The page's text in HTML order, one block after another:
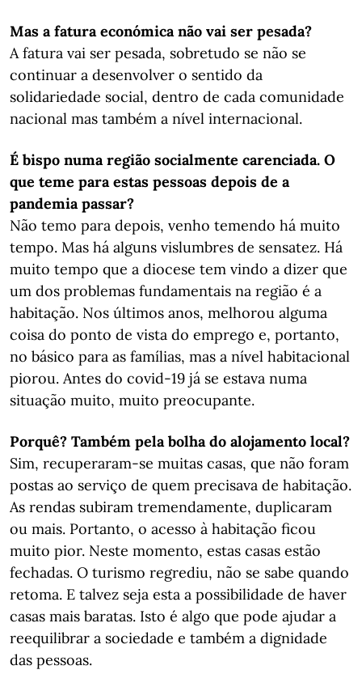
Mas a fatura económica não vai ser pesada?
A fatura vai ser pesada, sobretudo se não se
continuar a desenvolver o sentido da
solidariedade social, dentro de cada comunidade
nacional mas também a nível internacional.
É bispo numa região socialmente carenciada. O
que teme para estas pessoas depois de a
pandemia passar?
Não temo para depois, venho temendo há muito
tempo. Mas há alguns vislumbres de sensatez. Há
muito tempo que a diocese tem vindo a dizer que
um dos problemas fundamentais na região é a
habitação. Nos últimos anos, melhorou alguma
coisa do ponto de vista do emprego e, portanto,
no básico para as famílias, mas a nível habitacional
piorou. Antes do covid-19 já se estava numa
situação muito, muito preocupante.
Porquê? Também pela bolha do alojamento local?
Sim, recuperaram-se muitas casas, que não foram
postas ao serviço de quem precisava de habitação.
As rendas subiram tremendamente, duplicaram
ou mais. Portanto, o acesso à habitação ficou
muito pior. Neste momento, estas casas estão
fechadas. O turismo regrediu, não se sabe quando
retoma. E talvez seja esta a possibilidade de haver
casas mais baratas. Isto é algo que pode ajudar a
reequilibrar a sociedade e também a dignidade
das pessoas.